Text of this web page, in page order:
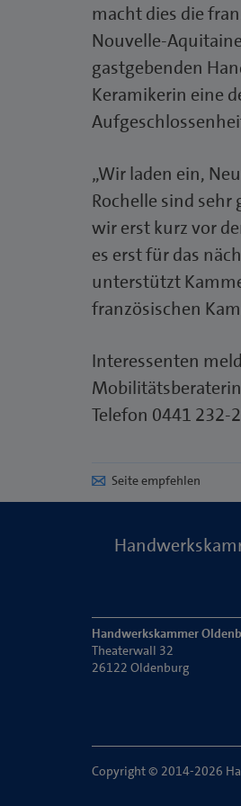
macht dies die
Nouvelle-
gastgebenden
Keramikerin eine
„Wir laden ein,
Rochelle sind
wir erst kurz vor
es erst für das
unterstützt
französischen
Interessenten
Telefon 0441 232-
Seite empfehlen
Handwerkskammer
Theaterwall 32
26122 Oldenburg
Copyright © 2014-2026